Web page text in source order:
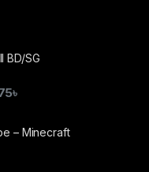
BD/SG
৳
– Minecraft